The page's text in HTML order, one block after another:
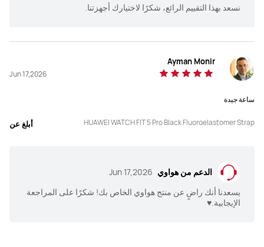
نسعد بهذا التقييم الرائع، شكرًا لاختيارك أجهزتنا.
Ayman Monir
Jun 17,2026
ساعة جيدة
HUAWEI WATCH FIT 5 Pro Black Fluoroelastomer Strap أبلغ عن
الدعم من هواوي Jun 17,2026
يسعدنا أنك راضٍ عن منتج هواوي الخاص بك! شكرًا على المراجعة
الإيجابية.♥️